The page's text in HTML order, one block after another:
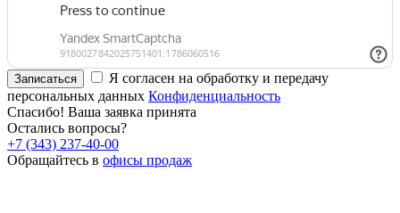
Записаться
Я согласен на обработку и передачу
персональных данных Конфиденциальность
Спасибо! Ваша заявка принята
Остались вопросы?
+7 (343) 237-40-00
Обращайтесь в офисы продаж